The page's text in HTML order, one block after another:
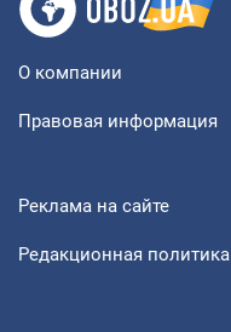
О компании
Правовая информация
Реклама на сайте
Редакционная политика